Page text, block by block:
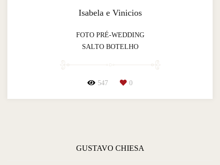
Isabela e Vinicios
FOTO PRÉ-WEDDING
SALTO BOTELHO
547 0
GUSTAVO CHIESA